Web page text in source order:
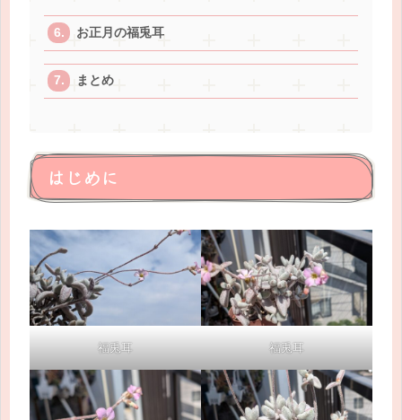
お正月の福兎耳
まとめ
はじめに
福兎耳 福兎耳